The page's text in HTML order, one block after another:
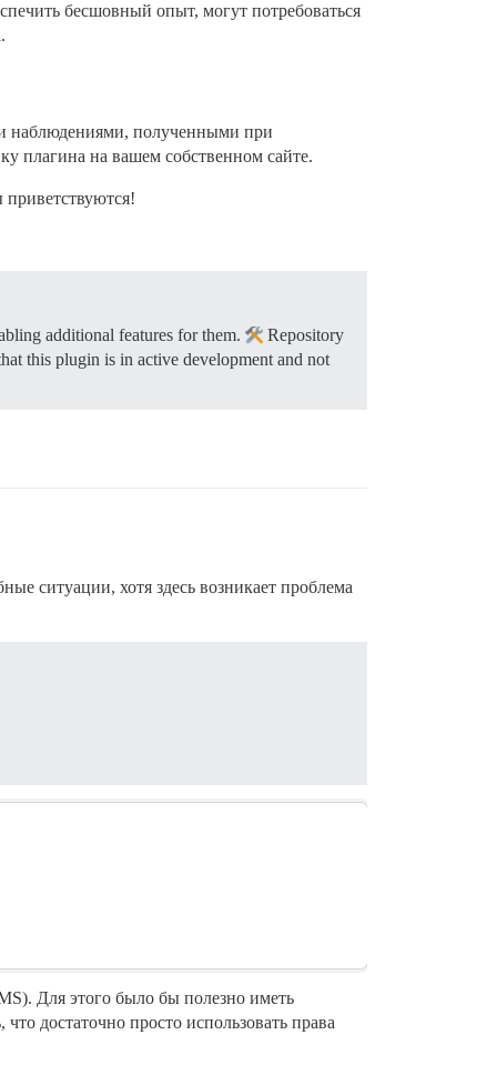
бесшовный опыт, могут потребоваться
наблюдениями, полученными при
плагина на вашем собственном сайте.
additional features for them.
Repository
this plugin is in active development and not
ситуации, хотя здесь возникает проблема
Для этого было бы полезно иметь
достаточно просто использовать права